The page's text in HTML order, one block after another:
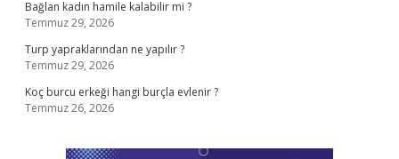
Bağlan kadın hamile kalabilir mi ?
Temmuz 29, 2026
Turp yapraklarından ne yapılır ?
Temmuz 29, 2026
Koç burcu erkeği hangi burçla evlenir ?
Temmuz 26, 2026